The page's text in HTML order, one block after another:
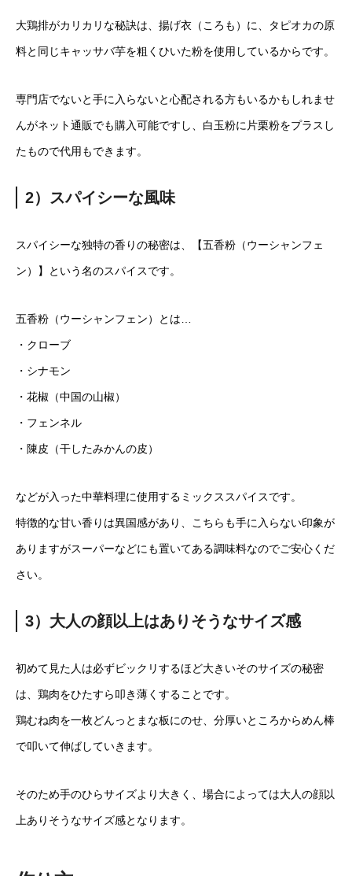
大鶏排がカリカリな秘訣は、揚げ衣（ころも）に、タピオカの原
料と同じキャッサバ芋を粗くひいた粉を使用しているからです。
専門店でないと手に入らないと心配される方もいるかもしれませ
んがネット通販でも購入可能ですし、白玉粉に片栗粉をプラスし
たもので代用もできます。
2）スパイシーな風味
スパイシーな独特の香りの秘密は、【五香粉（ウーシャンフェ
ン）】という名のスパイスです。
五香粉（ウーシャンフェン）とは…
・クローブ
・シナモン
・花椒（中国の山椒）
・フェンネル
・陳皮（干したみかんの皮）
などが入った中華料理に使用するミックススパイスです。
特徴的な甘い香りは異国感があり、こちらも手に入らない印象が
ありますがスーパーなどにも置いてある調味料なのでご安心くだ
さい。
3）大人の顔以上はありそうなサイズ感
初めて見た人は必ずビックリするほど大きいそのサイズの秘密
は、鶏肉をひたすら叩き薄くすることです。
鶏むね肉を一枚どんっとまな板にのせ、分厚いところからめん棒
で叩いて伸ばしていきます。
そのため手のひらサイズより大きく、場合によっては大人の顔以
上ありそうなサイズ感となります。